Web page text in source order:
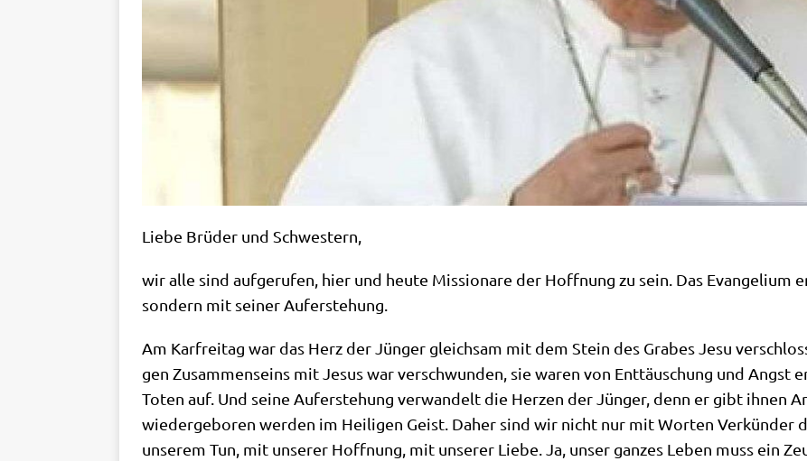
Lie­be Brü­der und Schwestern,
wir alle sind auf­ge­ru­fen, hier und heu­te Mis­sio­na­re der Hoff­nung zu sein. Das Evan­ge­li­um
son­dern mit sei­ner Auferstehung.
Am Kar­frei­tag war das Herz der Jün­ger gleich­sam mit dem Stein des Gra­bes Jesu
gen Zusam­men­seins mit Jesus war ver­schwun­den, sie waren von Ent­täu­schung und Angst
Toten auf. Und sei­ne Auf­er­ste­hung ver­wan­delt die Her­zen der Jün­ger, denn er gibt ihnen
wie­der­ge­bo­ren wer­den im Hei­li­gen Geist. Daher sind wir nicht nur mit Wor­ten Ver­kün­der
unse­rem Tun, mit unse­rer Hoff­nung, mit unse­rer Lie­be. Ja, unser gan­zes Leben muss ein